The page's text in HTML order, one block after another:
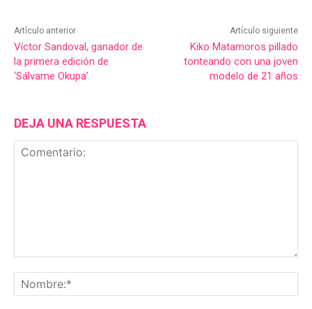
Artículo anterior
Víctor Sandoval, ganador de
la primera edición de
‘Sálvame Okupa’
Artículo siguiente
Kiko Matamoros pillado
tonteando con una joven
modelo de 21 años
DEJA UNA RESPUESTA